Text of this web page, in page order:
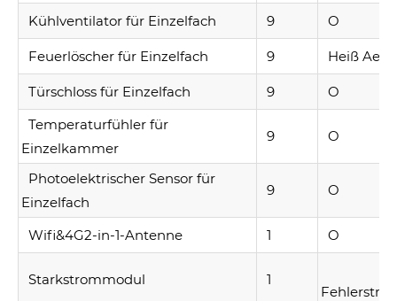
Kühlventilator für Einzelfach 9 O
Feuerlöscher für Einzelfach 9 Heiß
Türschloss für Einzelfach 9
O
Temperaturfühler für
Einzelkammer
9 O
Photoelektrischer Sensor für
Einzelfach
9 O
Wifi&4G2-in-1-Antenne 1 O
Starkstrommodul 1